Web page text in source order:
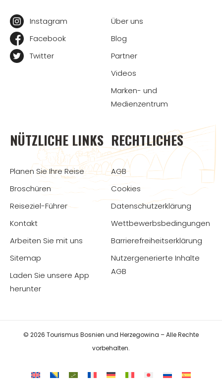
Instagram
Facebook
Twitter
Über uns
Blog
Partner
Videos
Marken- und
Medienzentrum
NÜTZLICHE LINKS
Planen Sie Ihre Reise
Broschüren
Reiseziel-Führer
Kontakt
Arbeiten Sie mit uns
Sitemap
Laden Sie unsere App
herunter
RECHTLICHES
AGB
Cookies
Datenschutzerklärung
Wettbewerbsbedingungen
Barrierefreiheitserklärung
Nutzergenerierte Inhalte
AGB
© 2026 Tourismus Bosnien und Herzegowina – Alle Rechte
vorbehalten.